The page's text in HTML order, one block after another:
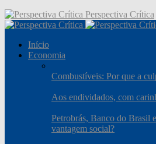
Perspectiva Crítica
Início
Economia
Combustíveis: Por que a
Aos endividados, com
Petrobrás, Banco do Brasil
vantagem social?